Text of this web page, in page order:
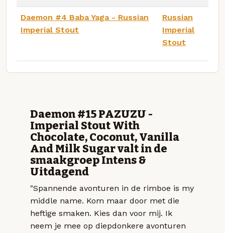
Daemon #4 Baba Yaga - Russian
Imperial Stout
Russian
Imperial
Stout
Daemon #15 PAZUZU -
Imperial Stout With
Chocolate, Coconut, Vanilla
And Milk Sugar valt in de
smaakgroep Intens &
Uitdagend
"Spannende avonturen in de rimboe is my
middle name. Kom maar door met die
heftige smaken. Kies dan voor mij. Ik
neem je mee op diepdonkere avonturen